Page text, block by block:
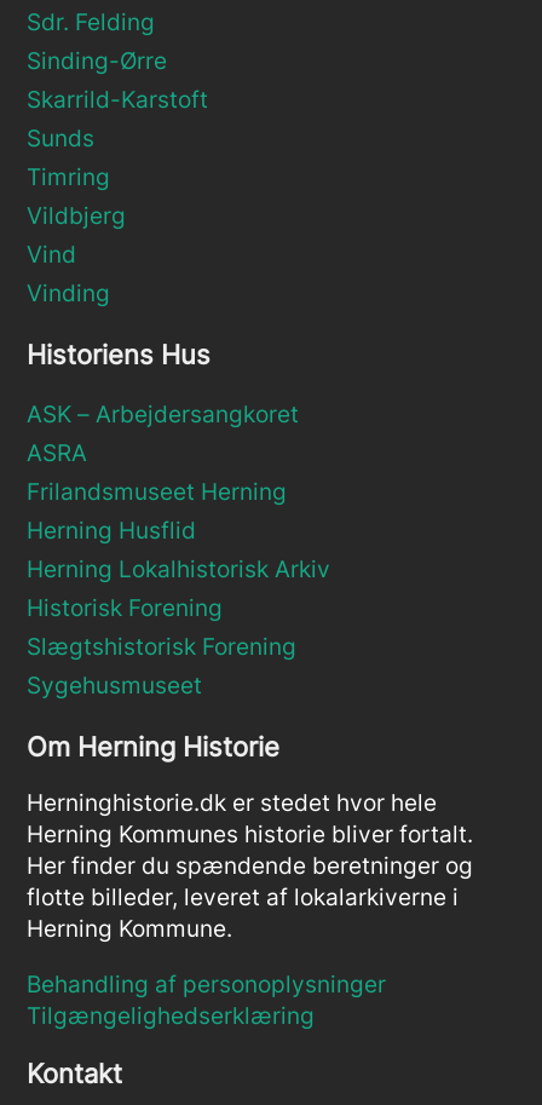
Sdr. Felding
Sinding-Ørre
Skarrild-Karstoft
Sunds
Timring
Vildbjerg
Vind
Vinding
Historiens Hus
ASK – Arbejdersangkoret
ASRA
Frilandsmuseet Herning
Herning Husflid
Herning Lokalhistorisk Arkiv
Historisk Forening
Slægtshistorisk Forening
Sygehusmuseet
Om Herning Historie
Herninghistorie.dk er stedet hvor hele
Herning Kommunes historie bliver fortalt.
Her finder du spændende beretninger og
flotte billeder, leveret af lokalarkiverne i
Herning Kommune.
Behandling af personoplysninger
Tilgængelighedserklæring
Kontakt